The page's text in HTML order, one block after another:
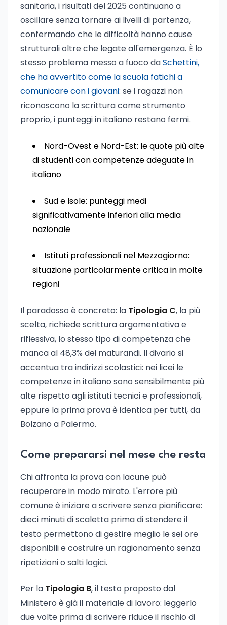
sanitaria, i risultati del 2025 continuano a
oscillare senza tornare ai livelli di partenza,
confermando che le difficoltà hanno cause
strutturali oltre che legate all'emergenza. È lo
stesso problema messo a fuoco daSchettini,
che ha avvertito come la scuola fatichi a
comunicare con i giovani: se i ragazzi non
riconoscono la scrittura come strumento
proprio, i punteggi in italiano restano fermi.
Nord-Ovest e Nord-Est: le quote più alte
di studenti con competenze adeguate in
italiano
Sud e Isole: punteggi medi
significativamente inferiori alla media
nazionale
Istituti professionali nel Mezzogiorno:
situazione particolarmente critica in molte
regioni
Il paradosso è concreto: la Tipologia C, la più
scelta, richiede scrittura argomentativa e
riflessiva, lo stesso tipo di competenza che
manca al 48,3% dei maturandi. Il divario si
accentua tra indirizzi scolastici: nei licei le
competenze in italiano sono sensibilmente più
alte rispetto agli istituti tecnici e professionali,
eppure la prima prova è identica per tutti, da
Bolzano a Palermo.
Come prepararsi nel mese che resta
Chi affronta la prova con lacune può
recuperare in modo mirato. L'errore più
comune è iniziare a scrivere senza pianificare:
dieci minuti di scaletta prima di stendere il
testo permettono di gestire meglio le sei ore
disponibili e costruire un ragionamento senza
ripetizioni o salti logici.
Per la Tipologia B, il testo proposto dal
Ministero è già il materiale di lavoro: leggerlo
due volte prima di scrivere riduce il rischio di